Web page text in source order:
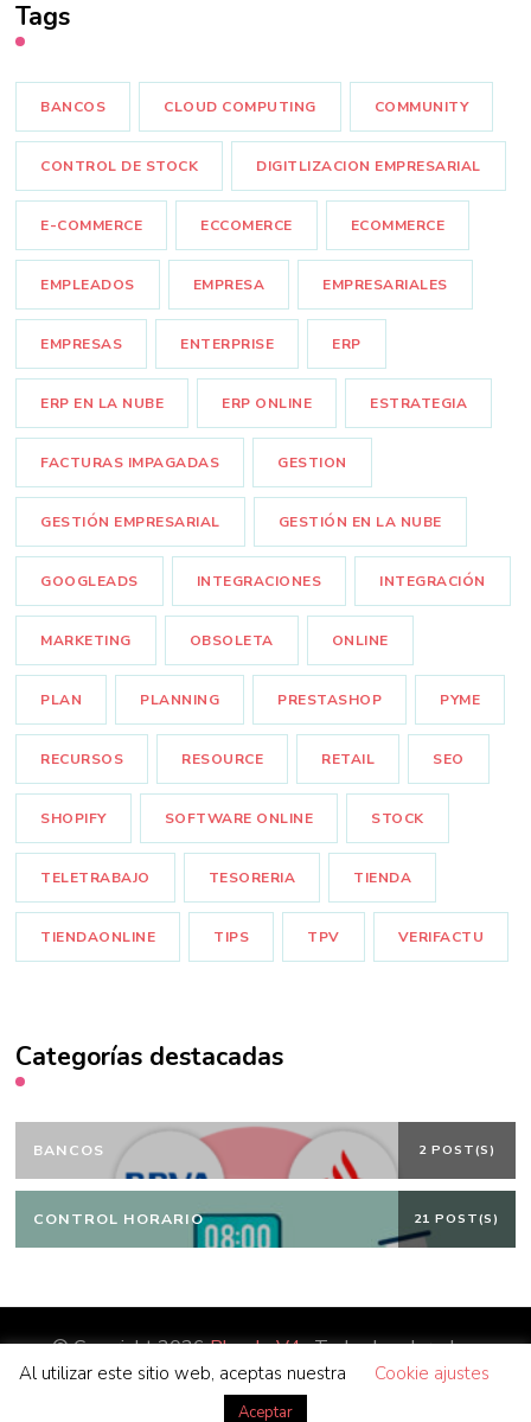
Tags
BANCOS CLOUD COMPUTING COMMUNITY
CONTROL DE STOCK DIGITLIZACION EMPRESARIAL
E-COMMERCE ECCOMERCE ECOMMERCE
EMPLEADOS EMPRESA EMPRESARIALES
EMPRESAS ENTERPRISE ERP
ERP EN LA NUBE ERP ONLINE ESTRATEGIA
FACTURAS IMPAGADAS GESTION
GESTIÓN EMPRESARIAL GESTIÓN EN LA NUBE
GOOGLEADS INTEGRACIONES INTEGRACIÓN
MARKETING OBSOLETA ONLINE
PLAN PLANNING PRESTASHOP PYME
RECURSOS RESOURCE RETAIL SEO
SHOPIFY SOFTWARE ONLINE STOCK
TELETRABAJO TESORERIA TIENDA
TIENDAONLINE TIPS TPV VERIFACTU
Categorías destacadas
BANCOS 2 POST(S)
CONTROL HORARIO 21 POST(S)
© Copyright 2026Blog | eV4. Todos los derechos
reservados.Blossom Coach | Desarrollado porBlossom
. Funciona con
Al utilizar este sitio web, aceptas nuestra Cookie ajustes
Aceptar